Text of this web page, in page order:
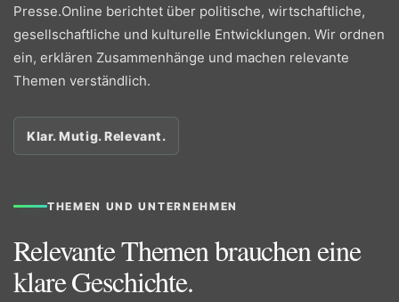
Presse.Online berichtet über politische, wirtschaftliche,
gesellschaftliche und kulturelle Entwicklungen. Wir ordnen
ein, erklären Zusammenhänge und machen relevante
Themen verständlich.
Klar. Mutig. Relevant.
THEMEN UND UNTERNEHMEN
Relevante Themen brauchen eine
klare Geschichte.